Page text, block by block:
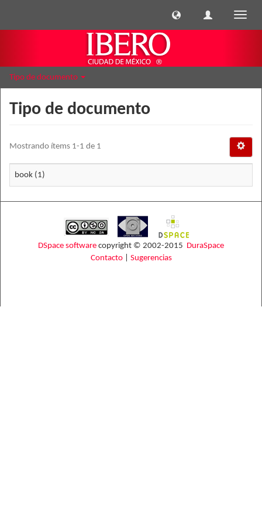
Tipo de documento
Tipo de documento
Mostrando ítems 1-1 de 1
book (1)
DSpace software copyright © 2002-2015 DuraSpace
Contacto| Sugerencias